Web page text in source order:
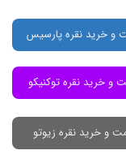
و خرید نقره پارسیس
و خرید نقره توکنیکو
و خرید نقره زیوتو